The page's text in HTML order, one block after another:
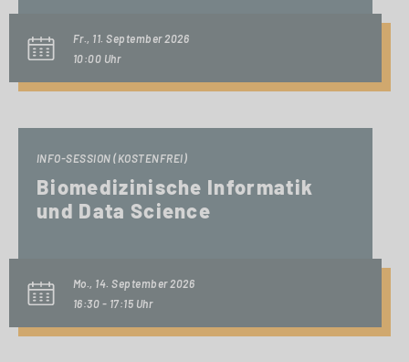
Fr., 11. September 2026
10:00 Uhr
INFO-SESSION (KOSTENFREI)
Biomedizinische Informatik
und Data Science
Mo., 14. September 2026
16:30 - 17:15 Uhr